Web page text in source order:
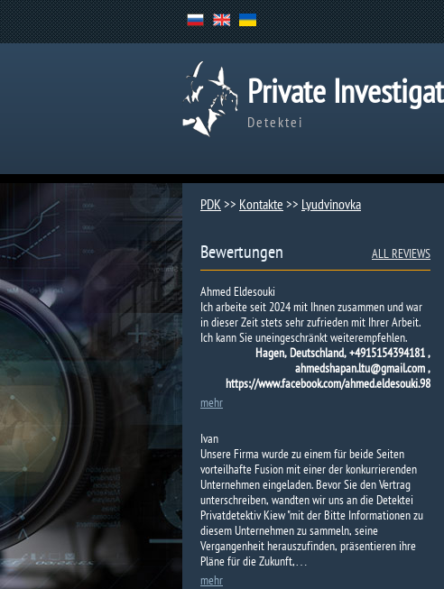
Private
Detektei
PDK>> Kontakte >> Lyudvinovka
Bewertungen ALL REVIEWS
Ahmed Eldesouki
Ich arbeite seit 2024 mit Ihnen zusammen und war
in dieser Zeit stets sehr zufrieden mit Ihrer Arbeit.
Ich kann Sie uneingeschränkt weiterempfehlen.
Hagen, Deutschland, +4915154394181 ,
ahmedshapan.ltu@gmail.com ,
https://www.facebook.com/ahmed.eldesouki.98
mehr
Ivan
Unsere Firma wurde zu einem für beide Seiten
vorteilhafte Fusion mit einer der konkurrierenden
Unternehmen eingeladen. Bevor Sie den Vertrag
unterschreiben, wandten wir uns an die Detektei
Privatdetektiv Kiew "mit der Bitte Informationen zu
diesem Unternehmen zu sammeln, seine
Vergangenheit herauszufinden, präsentieren ihre
Pläne für die Zukunft,…
mehr